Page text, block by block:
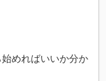
めればいいか分か